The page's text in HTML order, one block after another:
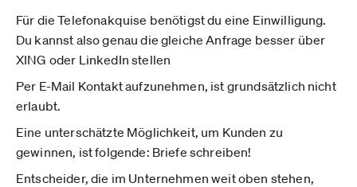
Für die Telefonakquise benötigst du eine Einwilligung.
Du kannst also genau die gleiche Anfrage besser über
XING oder LinkedIn stellen
Per E-Mail Kontakt aufzunehmen, ist grundsätzlich nicht
erlaubt.
Eine unterschätzte Möglichkeit, um Kunden zu
gewinnen, ist folgende: Briefe schreiben!
Entscheider, die im Unternehmen weit oben stehen,